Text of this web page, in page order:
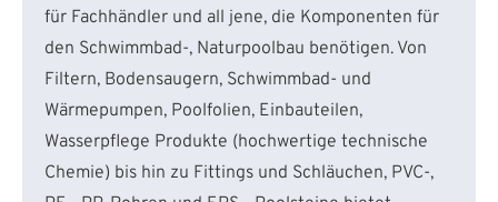
für Fachhändler und all jene, die Komponenten für
den Schwimmbad-, Naturpoolbau benötigen. Von
Filtern, Bodensaugern, Schwimmbad- und
Wärmepumpen, Poolfolien, Einbauteilen,
Wasserpflege Produkte (hochwertige technische
Chemie) bis hin zu Fittings und Schläuchen, PVC-,